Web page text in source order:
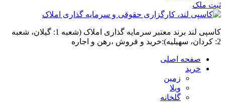
ثبت ملک
کاسپی لند برند معتبر سرمایه گذاری املاک (شعبه 1: گیلان، شعبه
2: کردان، سهیلیه):خرید و فروش ،رهن و اجاره
صفحه اصلی
خرید
زمین
ویلا
گلخانه